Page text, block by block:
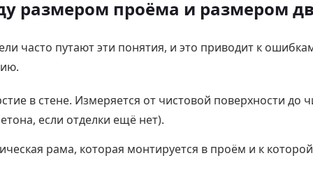
размером проёма и размером
часто путают эти понятия, и это приводит к
в стене. Измеряется от чистовой поверхности до
если отделки ещё нет).
рама, которая монтируется в проём и к